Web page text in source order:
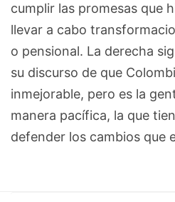
cumplir las promesas que
llevar a cabo
o pensional. La derecha
su discurso de que
inmejorable, pero es la
manera pacífica, la que
defender los cambios que